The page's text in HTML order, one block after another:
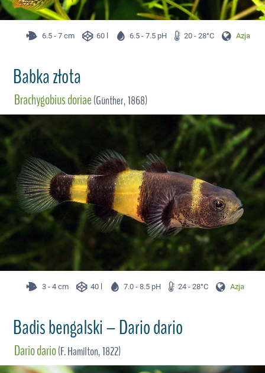
6.5 - 7 cm 60 l 6.5 - 7.5 pH 20 - 28°C Azja
Babka złota
Brachygobius doriae(Günther, 1868)
3 - 4 cm 40 l 7.0 - 8.5 pH 24 - 28°C Azja
Badis bengalski – Dario dario
Dario dario(F. Hamilton, 1822)